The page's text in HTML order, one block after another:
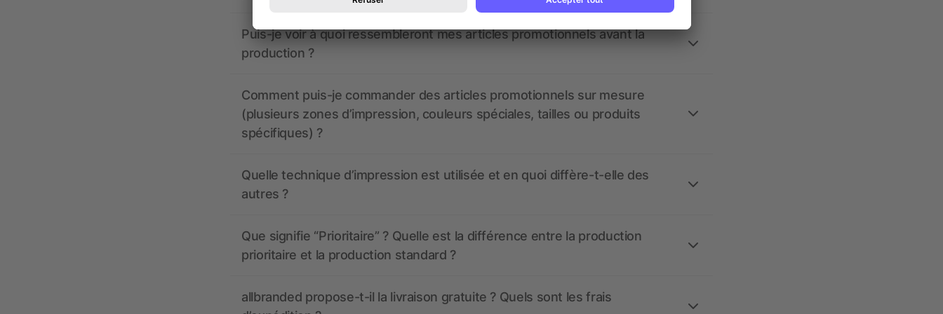
Puis-je voir à quoi ressembleront mes articles promotionnels avant la
production ?
Comment puis-je commander des articles promotionnels sur mesure
(plusieurs zones d’impression, couleurs spéciales, tailles ou produits
spécifiques) ?
Quelle technique d’impression est utilisée et en quoi diffère-t-elle des
autres ?
Que signifie “Prioritaire” ? Quelle est la différence entre la production
prioritaire et la production standard ?
allbranded propose-t-il la livraison gratuite ? Quels sont les frais